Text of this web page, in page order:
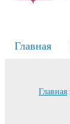
Главная
Главная